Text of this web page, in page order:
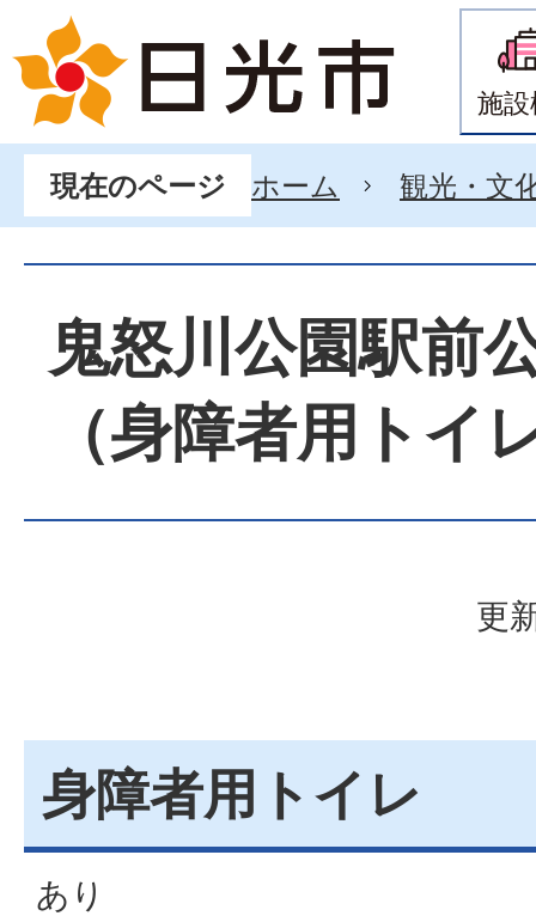
施
現在のページ ホーム 観光・文
鬼怒川公園駅前
（身障者用トイ
更
身障者用トイレ
あり